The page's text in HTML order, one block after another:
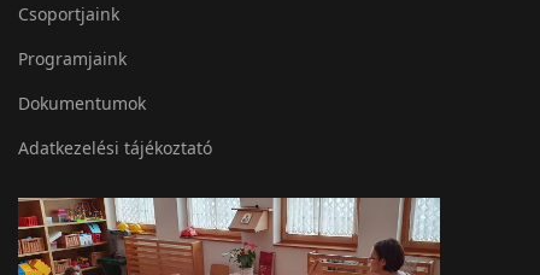
Csoportjaink
Programjaink
Dokumentumok
Adatkezelési tájékoztató